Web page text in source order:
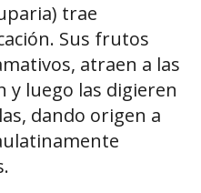
trae
Sus frutos
atraen a las
y luego las digieren
dando origen a